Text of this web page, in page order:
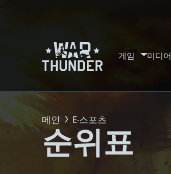
게임 미디어
메인 E-스포츠
순위표